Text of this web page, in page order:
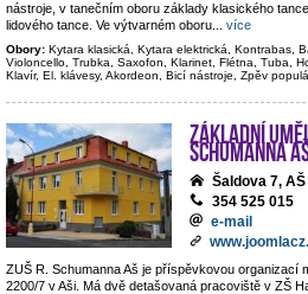
nástroje, v tanečním oboru základy klasického
lidového tance. Ve výtvarném oboru
více
Obory: Kytara klasická, Kytara elektrická, Kontrabas,
Violoncello, Trubka, Saxofon, Klarinet, Flétna, Tuba,
Klavír, El. klávesy, Akordeon, Bicí nástroje, Zpěv
Základní
Schumanna
Šaldova 7, AŠ
354 525 015
e-mail
ZUŠ R. Schumanna Aš je příspěvkovou organizací
2200/7 v Aši. Má dvě detašovaná pracoviště v ZŠ